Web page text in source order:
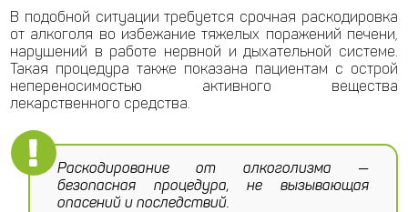
В подобной ситуации требуется срочная раскодировка
от алкоголя во избежание тяжелых поражений печени,
нарушений в работе нервной и дыхательной системе.
Такая процедура также показана пациентам с острой
непереносимостью активного вещества
лекарственного средства.
Раскодирование от алкоголизма —
безопасная процедура, не вызывающая
опасений и последствий.